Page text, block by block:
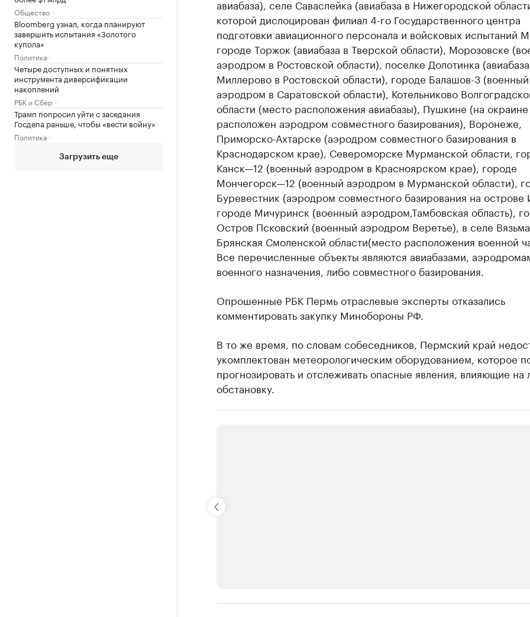
Общество
Bloomberg узнал, когда планируют
завершить испытания «Золотого
купола»
Политика
Четыре доступных и понятных
инструмента диверсификации
накоплений
РБК и Сбер
Трамп попросил уйти с заседания
Госдепа раньше, чтобы «вести войну»
Политика
Загрузить еще
авиабаза), селе Саваслейка (авиабаза в Нижегородской
которой дислоцирован филиал 4-го Государственного центра
подготовки авиационного персонала и войсковых испытаний
городе Торжок (авиабаза в Тверской области), Морозовске
аэродром в Ростовской области), поселке Долотинка (авиабаза
Миллерово в Ростовской области), городе Балашов-3 (военный
аэродром в Саратовской области), Котельниково
области (место расположения авиабазы), Пушкине (на
расположен аэродром совместного базирования), Воронеже,
Приморско-Ахтарске (аэродром совместного базирования в
Краснодарском крае), Североморске Мурманской области,
Канск—12 (военный аэродром в Красноярском крае), городе
Мончегорск—12 (военный аэродром в Мурманской области),
Буревестник (аэродром совместного базирования на острове
городе Мичуринск (военный аэродром,Тамбовская область),
Остров Псковский (военный аэродром Веретье), в селе
Брянская Смоленской области(место расположения военной
Все перечисленные объекты являются авиабазами,
военного назначения, либо совместного базирования.
Опрошенные РБК Пермь отраслевые эксперты отказались
комментировать закупку Минобороны РФ.
В то же время, по словам собеседников, Пермский край
укомплектован метеорологическим оборудованием, которое
прогнозировать и отслеживать опасные явления, влияющие на
обстановку.